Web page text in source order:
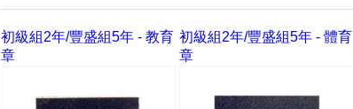
初級組2年/豐盛組5年 - 教育
章
初級組2年/豐盛組5年 - 體育
章